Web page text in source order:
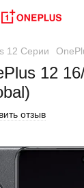
12 Серии
12
отзыв